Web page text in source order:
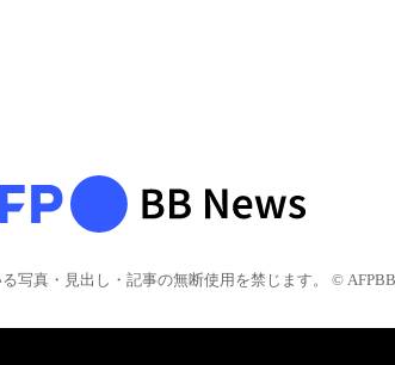
写真・見出し・記事の無断使用を禁じます。 © AFPBB